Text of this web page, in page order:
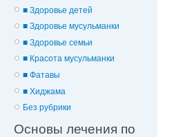
■ Здоровье детей
■ Здоровье мусульманки
■ Здоровье семьи
■ Красота мусульманки
■ Фатавы
■ Хиджама
Без рубрики
Основы лечения по